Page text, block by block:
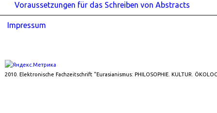
Voraussetzungen für das Schreiben von Abstracts
Impressum
2010. Elektronische Fachzeitschrift "Eurasianismus: PHILOSOPHIE. KULTUR.